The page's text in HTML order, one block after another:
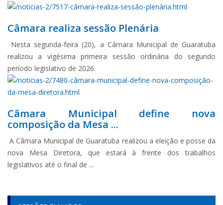
Câmara realiza sessão Plenária
Nesta segunda-feira (20), a Câmara Municipal de Guaratuba
realizou a vigésima primeira sessão ordinária do segundo
período legislativo de 2026.
Câmara Municipal define nova
composição da Mesa ...
A Câmara Municipal de Guaratuba realizou a eleição e posse da
nova Mesa Diretora, que estará à frente dos trabalhos
legislativos até o final de ...